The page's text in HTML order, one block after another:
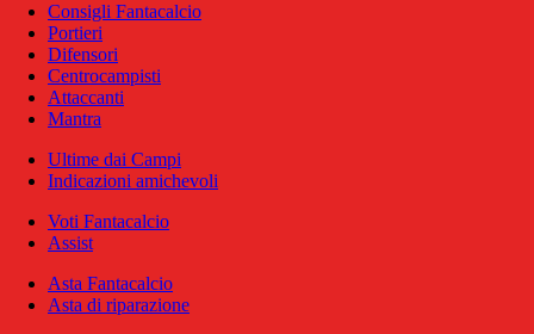
Consigli Fantacalcio
Portieri
Difensori
Centrocampisti
Attaccanti
Mantra
Ultime dai Campi
Indicazioni amichevoli
Voti Fantacalcio
Assist
Asta Fantacalcio
Asta di riparazione